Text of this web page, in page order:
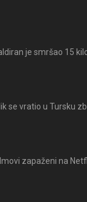
je smršao 15
se vratio u Tursku
zapaženi na